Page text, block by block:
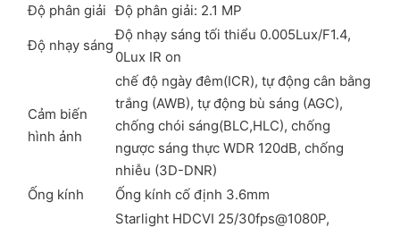
Độ phân giải Độ phân giải: 2.1 MP
Độ nhạy sáng
Độ nhạy sáng tối thiểu 0.005Lux/F1.4,
0Lux IR on
Cảm biến
hình ảnh
chế độ ngày đêm(ICR), tự động cân bằng
trắng (AWB), tự động bù sáng (AGC),
chống chói sáng(BLC,HLC), chống
ngược sáng thực WDR 120dB, chống
nhiễu (3D-DNR)
Ống kính
Ống kính cố định 3.6mm
Starlight HDCVI 25/30fps@1080P,